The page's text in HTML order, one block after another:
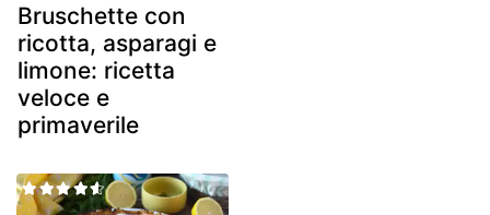
Bruschette con
ricotta, asparagi e
limone: ricetta
veloce e
primaverile